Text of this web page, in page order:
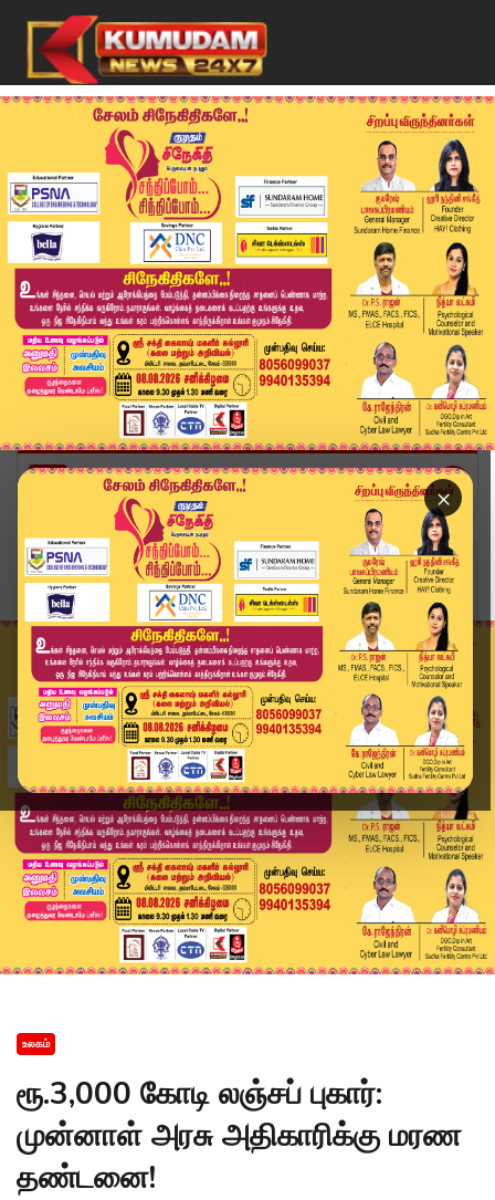
×
Home
உலகம்
ரூ.3,000 கோடி லஞ்சப் புகார்: முன்னாள் அரசு அதிக...
உலகம்
ரூ.3,000 கோடி லஞ்சப் புகார்:
முன்னாள் அரசு அதிகாரிக்கு மரண
தண்டனை!